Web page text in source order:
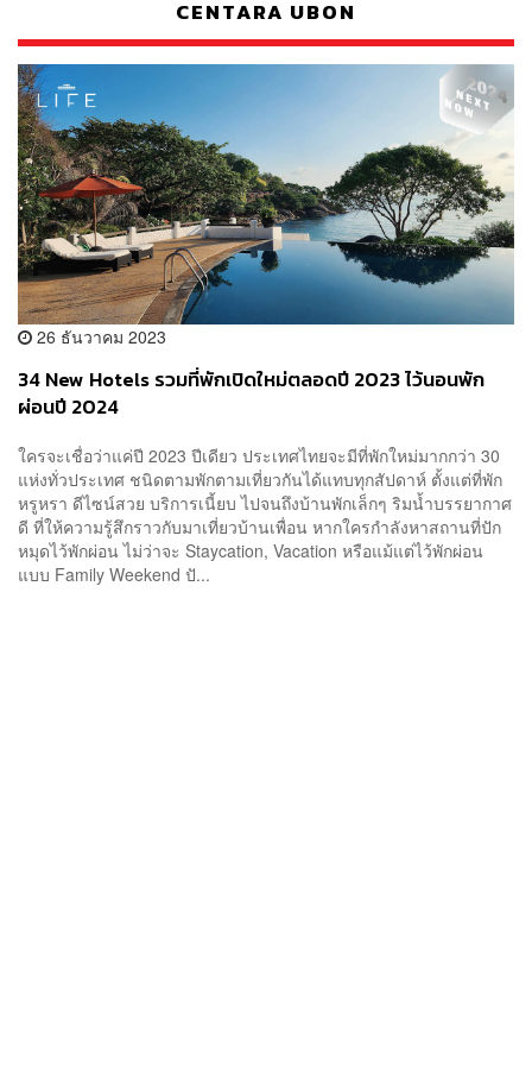
CENTARA UBON
26 ธันวาคม 2023
34 New Hotels รวมที่พักเปิดใหม่ตลอดปี 2023 ไว้นอนพัก
ผ่อนปี 2024
ใครจะเชื่อว่าแค่ปี 2023 ปีเดียว ประเทศไทยจะมีที่พักใหม่มากกว่า 30
แห่งทั่วประเทศ ชนิดตามพักตามเที่ยวกันได้แทบทุกสัปดาห์ ตั้งแต่ที่พัก
หรูหรา ดีไซน์สวย บริการเนี้ยบ ไปจนถึงบ้านพักเล็กๆ ริมน้ำบรรยากาศ
ดี ที่ให้ความรู้สึกราวกับมาเที่ยวบ้านเพื่อน หากใครกำลังหาสถานที่ปัก
หมุดไว้พักผ่อน ไม่ว่าจะ Staycation, Vacation หรือแม้แต่ไว้พักผ่อน
แบบ Family Weekend ปั...